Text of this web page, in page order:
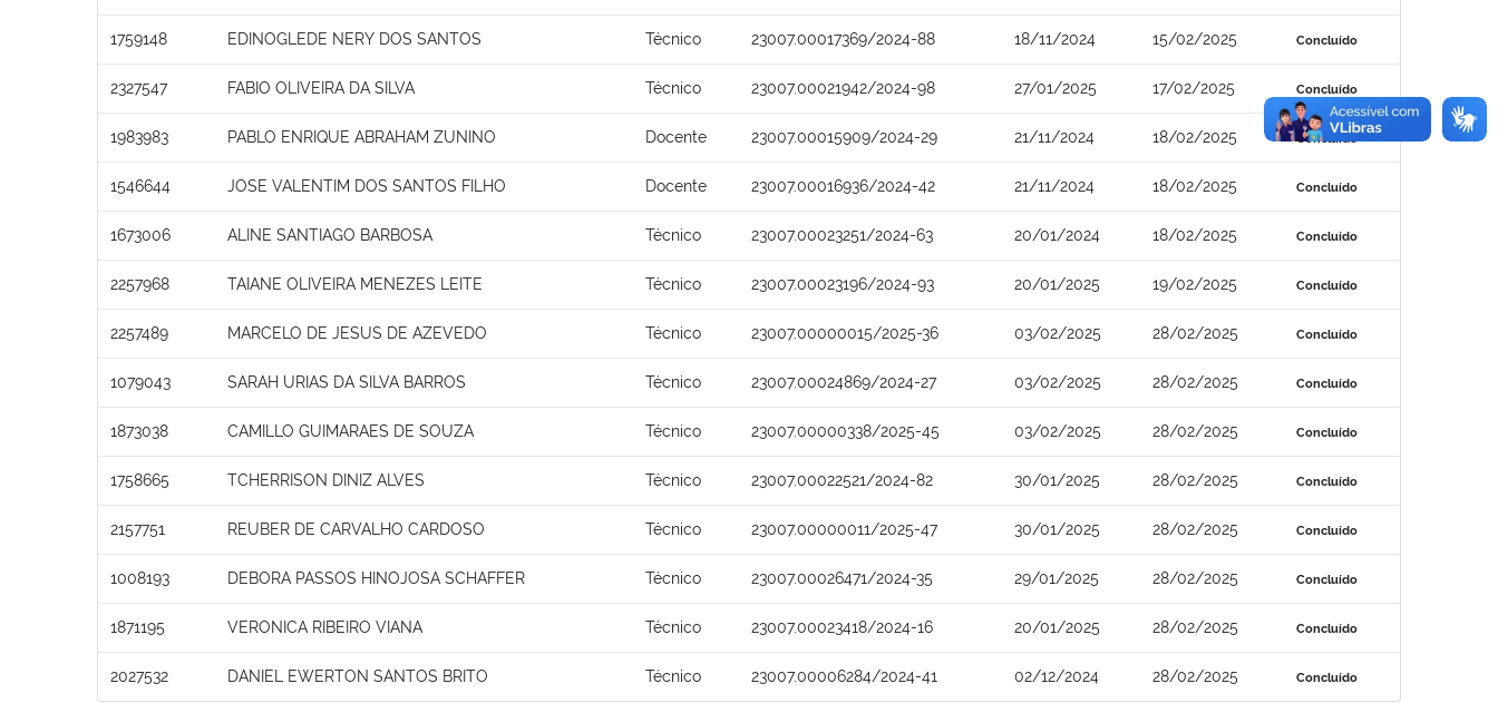
1759148 EDINOGLEDE NERY DOS SANTOS Técnico 23007.00017369/2024-88 18/11/2024 15/02/2025 Concluído
2327547 FABIO OLIVEIRA DA SILVA Técnico 23007.00021942/2024-98 27/01/2025 17/02/2025 Concluído
1983983 PABLO ENRIQUE ABRAHAM ZUNINO Docente 23007.00015909/2024-29 21/11/2024 18/02/2025 Concluído
1546644 JOSE VALENTIM DOS SANTOS FILHO Docente 23007.00016936/2024-42 21/11/2024 18/02/2025 Concluído
1673006 ALINE SANTIAGO BARBOSA Técnico 23007.00023251/2024-63 20/01/2024 18/02/2025 Concluído
2257968 TAIANE OLIVEIRA MENEZES LEITE Técnico 23007.00023196/2024-93 20/01/2025 19/02/2025 Concluído
2257489 MARCELO DE JESUS DE AZEVEDO Técnico 23007.00000015/2025-36 03/02/2025 28/02/2025 Concluído
1079043 SARAH URIAS DA SILVA BARROS Técnico 23007.00024869/2024-27 03/02/2025 28/02/2025 Concluído
1873038 CAMILLO GUIMARAES DE SOUZA Técnico 23007.00000338/2025-45 03/02/2025 28/02/2025 Concluído
1758665 TCHERRISON DINIZ ALVES Técnico 23007.00022521/2024-82 30/01/2025 28/02/2025 Concluído
2157751 REUBER DE CARVALHO CARDOSO Técnico 23007.00000011/2025-47 30/01/2025 28/02/2025 Concluído
1008193 DEBORA PASSOS HINOJOSA SCHAFFER Técnico 23007.00026471/2024-35 29/01/2025 28/02/2025 Concluído
1871195 VERONICA RIBEIRO VIANA Técnico 23007.00023418/2024-16 20/01/2025 28/02/2025 Concluído
2027532 DANIEL EWERTON SANTOS BRITO Técnico 23007.00006284/2024-41 02/12/2024 28/02/2025 Concluído